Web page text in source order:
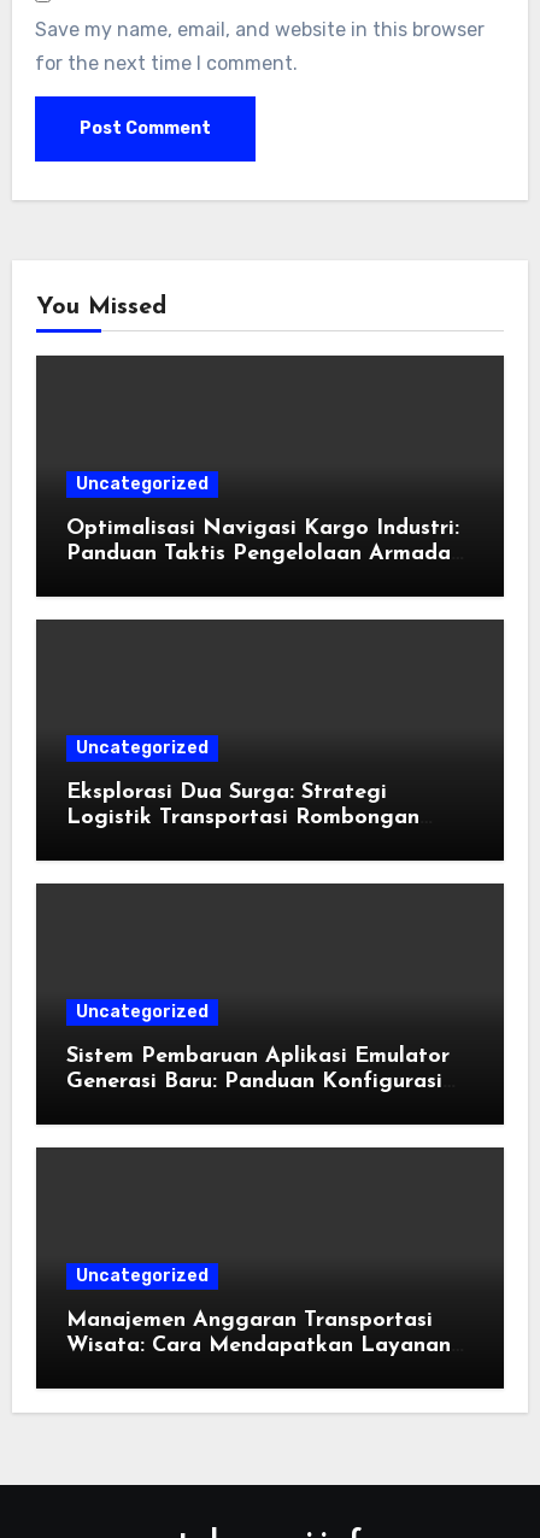
Save my name, email, and website in this browser
for the next time I comment.
You Missed
Uncategorized
Optimalisasi Navigasi Kargo Industri:
Panduan Taktis Pengelolaan Armada
Uncategorized
Eksplorasi Dua Surga: Strategi
Logistik Transportasi Rombongan
Uncategorized
Sistem Pembaruan Aplikasi Emulator
Generasi Baru: Panduan Konfigurasi
Uncategorized
Manajemen Anggaran Transportasi
Wisata: Cara Mendapatkan Layanan